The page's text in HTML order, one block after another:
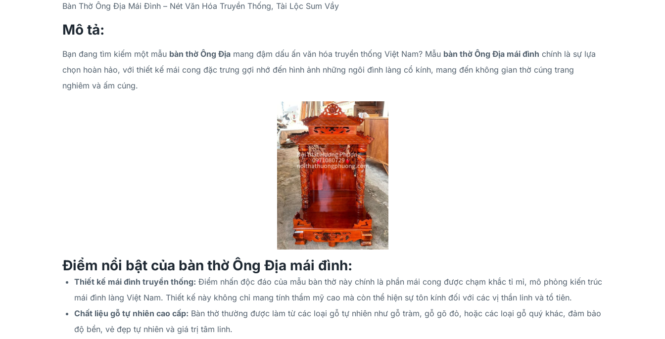
Bàn Thờ Ông Địa Mái Đình – Nét Văn Hóa Truyền Thống, Tài Lộc Sum Vầy
Mô tả:
Bạn đang tìm kiếm một mẫu bàn thờ Ông Địa mang đậm dấu ấn văn hóa truyền thống Việt Nam? Mẫu bàn thờ Ông Địa mái đình chính là sự lựa
chọn hoàn hảo, với thiết kế mái cong đặc trưng gợi nhớ đến hình ảnh những ngôi đình làng cổ kính, mang đến không gian thờ cúng trang
nghiêm và ấm cúng.
Điểm nổi bật của bàn thờ Ông Địa mái đình:
Thiết kế mái đình truyền thống: Điểm nhấn độc đáo của mẫu bàn thờ này chính là phần mái cong được chạm khắc tỉ mỉ, mô phỏng kiến trúc
mái đình làng Việt Nam. Thiết kế này không chỉ mang tính thẩm mỹ cao mà còn thể hiện sự tôn kính đối với các vị thần linh và tổ tiên.
Chất liệu gỗ tự nhiên cao cấp: Bàn thờ thường được làm từ các loại gỗ tự nhiên như gỗ tràm, gỗ gõ đỏ, hoặc các loại gỗ quý khác, đảm bảo
độ bền, vẻ đẹp tự nhiên và giá trị tâm linh.